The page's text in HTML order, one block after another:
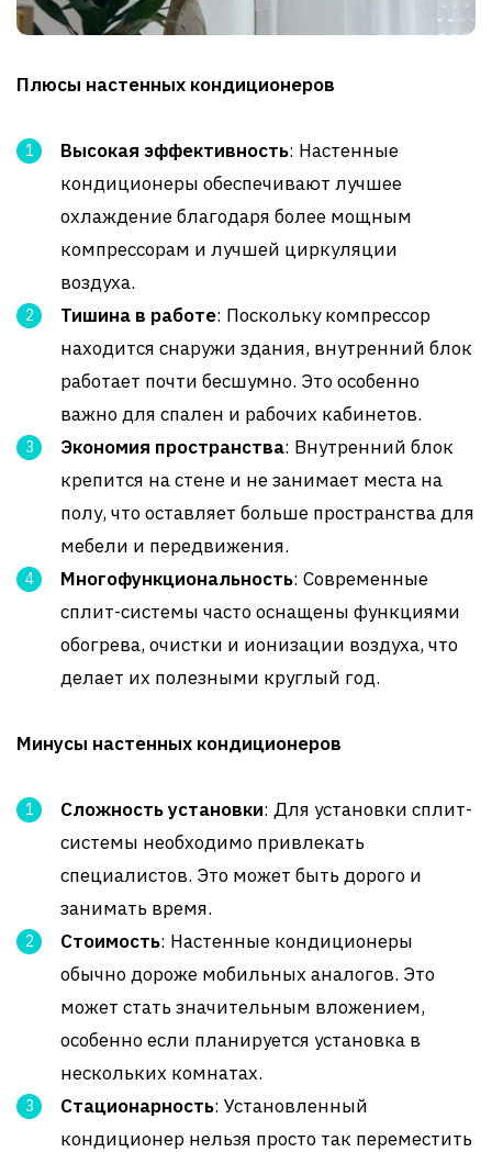
Плюсы настенных кондиционеров
Высокая эффективность: Настенные
кондиционеры обеспечивают лучшее
охлаждение благодаря более мощным
компрессорам и лучшей циркуляции
воздуха.
Тишина в работе: Поскольку компрессор
находится снаружи здания, внутренний блок
работает почти бесшумно. Это особенно
важно для спален и рабочих кабинетов.
Экономия пространства: Внутренний блок
крепится на стене и не занимает места на
полу, что оставляет больше пространства для
мебели и передвижения.
Многофункциональность: Современные
сплит-системы часто оснащены функциями
обогрева, очистки и ионизации воздуха, что
делает их полезными круглый год.
Минусы настенных кондиционеров
Сложность установки: Для установки сплит-
системы необходимо привлекать
специалистов. Это может быть дорого и
занимать время.
Стоимость: Настенные кондиционеры
обычно дороже мобильных аналогов. Это
может стать значительным вложением,
особенно если планируется установка в
нескольких комнатах.
Стационарность: Установленный
кондиционер нельзя просто так переместить